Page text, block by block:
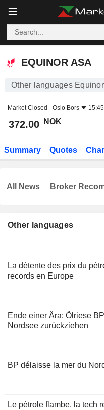
EQUINOR ASA
EQUINOR ASA
Other languages
Market Closed - Oslo Bors
372.00 NOK
Summary Quotes
Other languages
La détente des prix du
records en Europe
Ende einer Ära: Ölriese
Nordsee zurückziehen
BP délaisse la mer du
Le pétrole flambe, la tech
All News Broker